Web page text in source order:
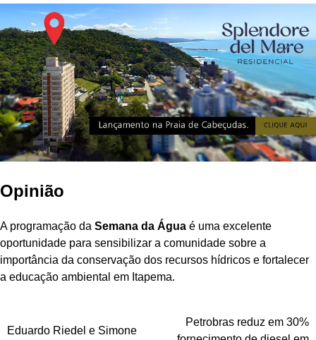
Opinião
A programação da Semana da Água é uma excelente
oportunidade para sensibilizar a comunidade sobre a
importância da conservação dos recursos hídricos e fortalecer
a educação ambiental em Itapema.
Navegação
Eduardo Riedel e Simone
Petrobras reduz em 30%